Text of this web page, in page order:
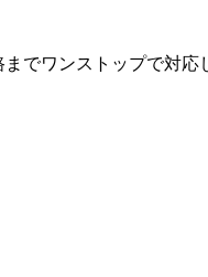
でワンストップで対応